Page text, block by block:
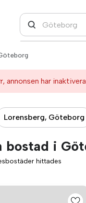
annonsen har
Lorensberg, Göteborg
bostad i
hittades